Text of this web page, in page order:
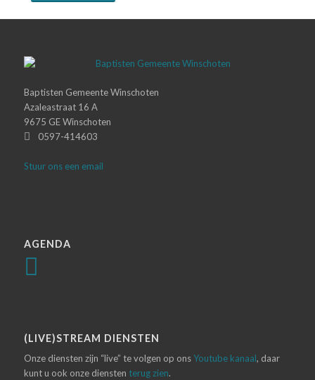
Baptisten Gemeente Winschoten
Azaleastraat 16 A
9675 GE Winschoten
0597-414603
Stuur ons een email
AGENDA
(LIVE)STREAM DIENSTEN
Onze diensten zijn “live” te volgen op onsYoutube kanaal, daar
kunt u ook onze diensten terug zien.